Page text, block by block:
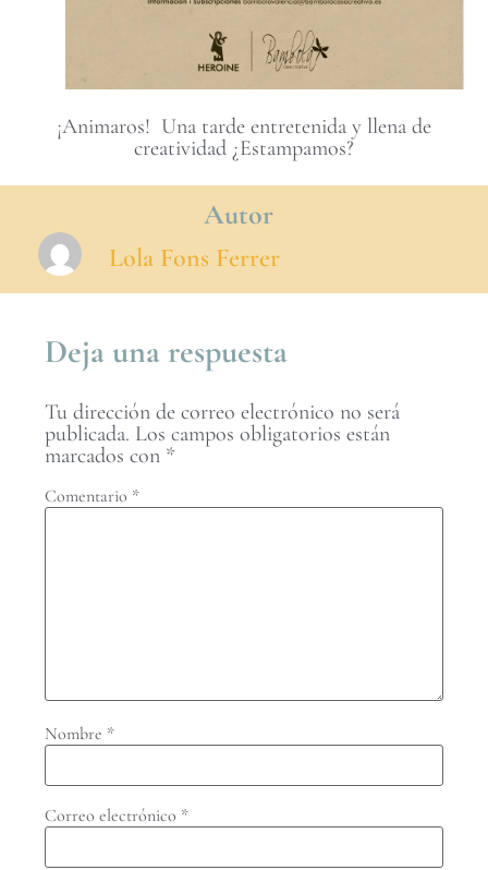
¡Animaros! Una tarde entretenida y llena de
creatividad ¿Estampamos?
Autor
Lola Fons Ferrer
Deja una respuesta
Tu dirección de correo electrónico no será
publicada. Los campos obligatorios están
marcados con *
Comentario *
Nombre *
Correo electrónico *